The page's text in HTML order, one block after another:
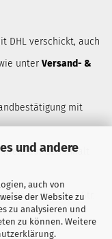
und andere
auch von
der Website zu
zu analysieren und
zu können. Weitere
.
DHL verschickt, auch
unter Versand- &
mit
auf den Inhalt
Wörle, Anzinger Str.